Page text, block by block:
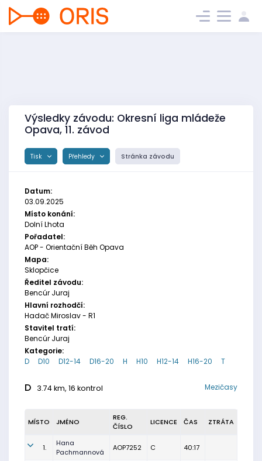
Výsledky závodu: Okresní liga mládeže
Opava, 11. závod
Tisk Přehledy Stránka závodu
Datum:
03.09.2025
Místo konání:
Dolní Lhota
Pořadatel:
AOP - Orientační Běh Opava
Mapa:
Sklopčice
Ředitel závodu:
Bencúr Juraj
Hlavní rozhodčí:
Hadač Miroslav - R1
Stavitel tratí:
Bencúr Juraj
Kategorie:
D
D10 D12-14 D16-20 H H10 H12-14 H16-20 T
D 3.74 km, 16 kontrol Mezičasy
MÍSTO JMÉNO
REG.
ČÍSLO
LICENCE ČAS ZTRÁTA
1.
Hana
Pachmannová
AOP7252 C 40:17